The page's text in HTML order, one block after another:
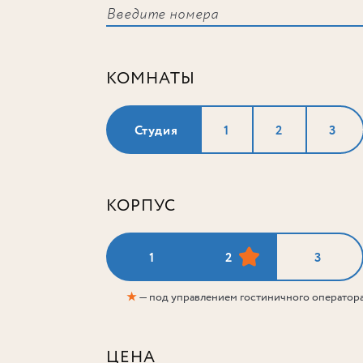
КОМНАТЫ
Студия 1 2 3
КОРПУС
1 2 3
★— под управлением гостиничного
ЦЕНА